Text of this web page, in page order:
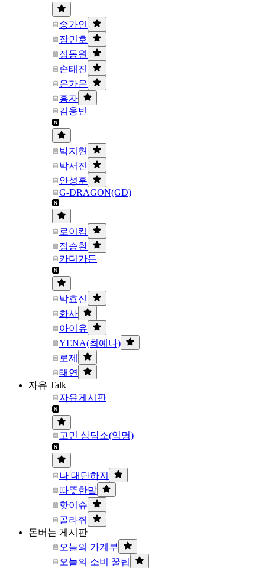
송가인
장민호
정동원
손태진
은가은
홍자
김용빈
박지현
박서진
안성훈
G-DRAGON(GD)
로이킴
정승환
카더가든
박효신
화사
아이유
YENA(최예나)
로제
태연
자유 Talk
자유게시판
고민 상담소(익명)
나 대단하지
따뜻한말
핫이슈
골라줘
돈버는 게시판
오늘의 가계부
오늘의 소비 꿀팁